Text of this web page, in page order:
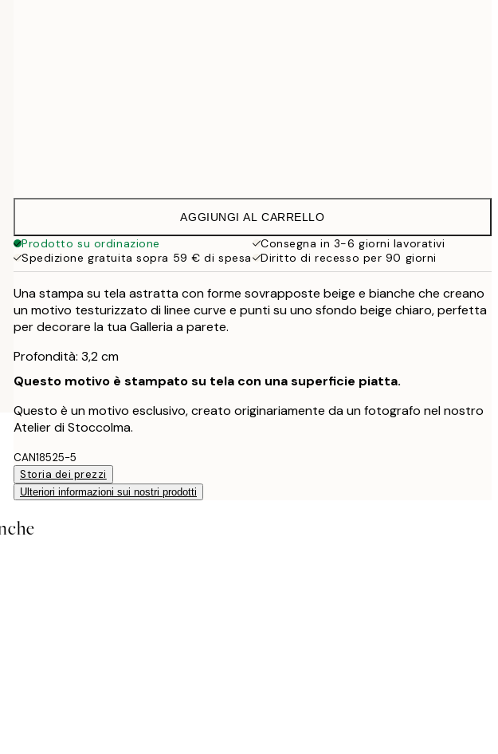
AGGIUNGI AL CARRELLO
Prodotto su ordinazione
Consegna in 3-6 giorni lavorativi
Spedizione gratuita sopra 59 € di spesa
Diritto di recesso per 90 giorni
Una stampa su tela astratta con forme sovrapposte beige e bianche che creano
un motivo testurizzato di linee curve e punti su uno sfondo beige chiaro, perfetta
per decorare la tua Galleria a parete.
Profondità: 3,2 cm
Questo motivo è stampato su tela con una superficie piatta.
Questo è un motivo esclusivo, creato originariamente da un fotografo nel nostro
Atelier di Stoccolma.
CAN18525-5
Storia dei prezzi
Ulteriori informazioni sui nostri prodotti